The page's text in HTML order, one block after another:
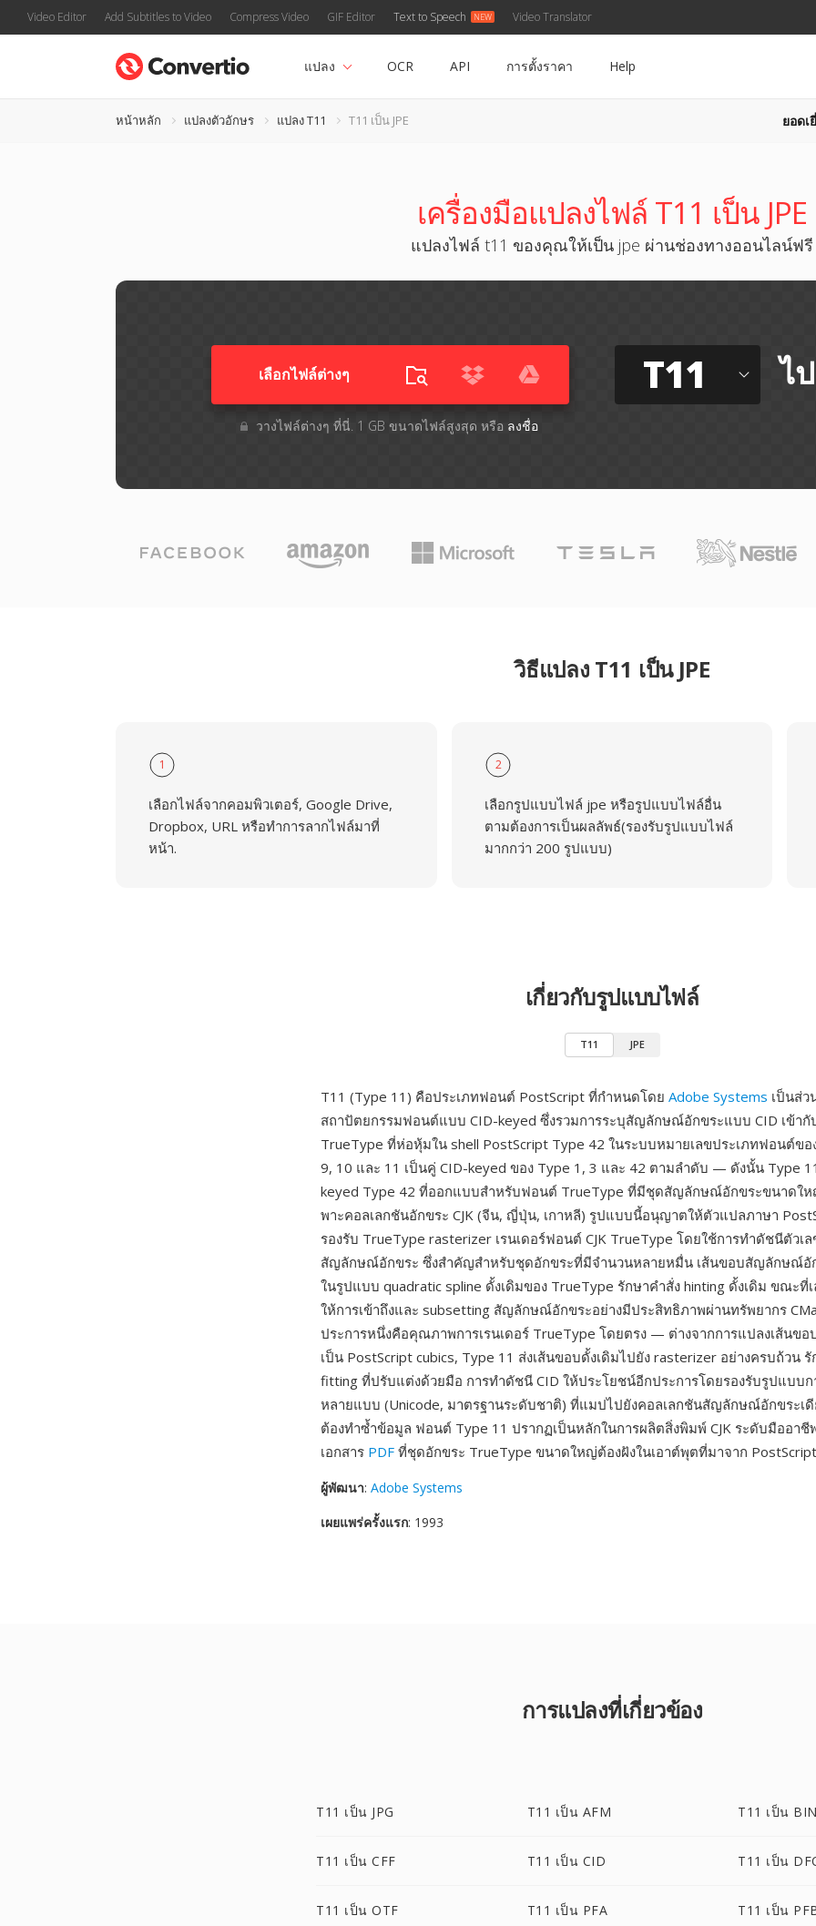
Video Editor Add Subtitles to Video Compress Video GIF Editor Text to Speech Video Translator
แปลง OCR API การตั้งราคา Help
หน้าหลัก แปลงตัวอักษร แปลง T11 T11 เป็น JPE ยอดเ
เครื่องมือแปลงไฟล์ T11 เป็น JPE
แปลงไฟล์ t11 ของคุณให้เป็น jpe ผ่านช่องทางออนไลน์ฟรี
เลือกไฟล์ต่างๆ​
วางไฟล์ต่างๆ​ ที่นี่. 1 GB ขนาดไฟล์สูงสุด หรือ ลงชื่อ
T11 ไ
วิธีแปลง T11 เป็น JPE
1
เลือกไฟล์จากคอมพิวเตอร์, Google Drive,
Dropbox, URL หรือทำการลากไฟล์มาที่
หน้า.
2
เลือกรูปแบบไฟล์ jpe หรือรูปแบบไฟล์อื่น
ตามต้องการเป็นผลลัพธ์(รองรับรูปแบบไฟล์
มากกว่า 200 รูปแบบ)
เกี่ยวกับรูปแบบไฟล์
T11 JPE
T11 (Type 11) คือประเภทฟอนต์ PostScript ที่กำหนดโดย Adobe Systems เป็นส่ว
สถาปัตยกรรมฟอนต์แบบ CID-keyed ซึ่งรวมการระบุสัญลักษณ์อักขระแบบ CID เข้า
TrueType ที่ห่อหุ้มใน shell PostScript Type 42 ในระบบหมายเลขประเภทฟอนต์ขอ
9, 10 และ 11 เป็นคู่ CID-keyed ของ Type 1, 3 และ 42 ตามลำดับ — ดังนั้น Type
keyed Type 42 ที่ออกแบบสำหรับฟอนต์ TrueType ที่มีชุดสัญลักษณ์อักขระขนาดให
พาะคอลเลกชันอักขระ CJK (จีน, ญี่ปุ่น, เกาหลี) รูปแบบนี้อนุญาตให้ตัวแปลภาษา
รองรับ TrueType rasterizer เรนเดอร์ฟอนต์ CJK TrueType โดยใช้การทำดัชนีตัวเ
สัญลักษณ์อักขระ ซึ่งสำคัญสำหรับชุดอักขระที่มีจำนวนหลายหมื่น เส้นขอบสัญลักษณ์อั
ในรูปแบบ quadratic spline ดั้งเดิมของ TrueType รักษาคำสั่ง hinting ดั้งเดิม ขณะที่เ
ให้การเข้าถึงและ subsetting สัญลักษณ์อักขระอย่างมีประสิทธิภาพผ่านทรัพยากร
ประการหนึ่งคือคุณภาพการเรนเดอร์ TrueType โดยตรง — ต่างจากการแปลงเส้นขอ
เป็น PostScript cubics, Type 11 ส่งเส้นขอบดั้งเดิมไปยัง rasterizer อย่างครบถ้วน
fitting ที่ปรับแต่งด้วยมือ การทำดัชนี CID ให้ประโยชน์อีกประการโดยรองรับรูปแบบก
หลายแบบ (Unicode, มาตรฐานระดับชาติ) ที่แมปไปยังคอลเลกชันสัญลักษณ์อักขระเ
ต้องทำซ้ำข้อมูล ฟอนต์ Type 11 ปรากฏเป็นหลักในการผลิตสิ่งพิมพ์ CJK ระดับมืออาชี
เอกสาร PDF ที่ชุดอักขระ TrueType ขนาดใหญ่ต้องฝังในเอาต์พุตที่มาจาก PostScript
ผู้พัฒนา: Adobe Systems
เผยแพร่ครั้งแรก: 1993
การแปลงที่เกี่ยวข้อง
T11 เป็น JPG T11 เป็น AFM T11 เป็น BIN
T11 เป็น CFF T11 เป็น CID T11 เป็น
T11 เป็น OTF T11 เป็น PFA T11 เป็น